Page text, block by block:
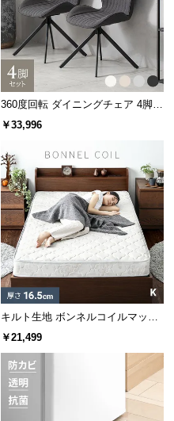
360度回転 ダイニングチェア 4脚セ
ット
￥33,996
キルト生地 ボンネルコイルマット
レス K
￥21,499